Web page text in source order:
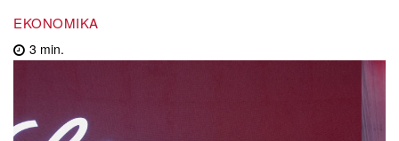
EKONOMIKA
3 min.